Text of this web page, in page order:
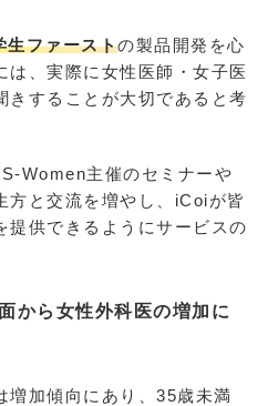
生ファーストの製品開発を心
は、実際に女性医師・女子医
きすることが大切であると考
Women主催のセミナーや
方と交流を増やし、iCoiが皆
提供できるようにサービスの
から女性外科医の増加に
増加傾向にあり、35歳未満